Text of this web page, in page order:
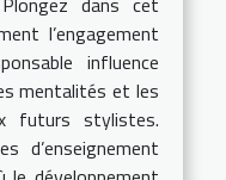
l’engagement
influence
mentalités et les
futurs stylistes.
d’enseignement